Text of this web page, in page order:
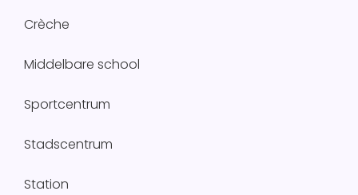
Crèche
Middelbare school
Sportcentrum
Stadscentrum
Station